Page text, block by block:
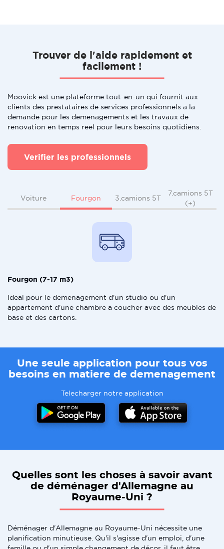
Trouver de l'aide rapidement et
facilement !
Moovick est une plateforme tout-en-un qui fournit aux
clients des prestataires de services professionnels a la
demande pour les demenagements et les travaux de
renovation en temps reel pour leurs besoins quotidiens.
Verifier les professionnels
Voiture Fourgon 3.camions 5T
7.camions 5T
(+)
Fourgon (7-17 m3)
Ideal pour le demenagement d'un studio ou d'un
appartement d'une chambre a coucher avec des meubles de
base et des cartons.
Une seule application pour tous vos
besoins en matiere de demenagement
Telecharger notre application
Quelles sont les choses à savoir avant
de déménager d'Allemagne au
Royaume-Uni ?
Déménager d'Allemagne au Royaume-Uni nécessite une
planification minutieuse. Qu'il s'agisse d'un emploi, d'une